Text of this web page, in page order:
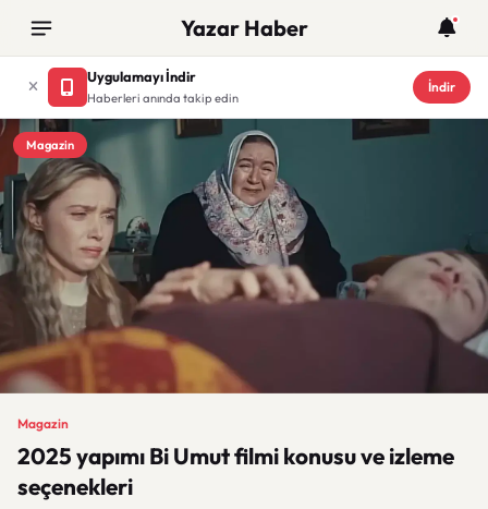
Yazar Haber
Uygulamayı İndir
Haberleri anında takip edin
İndir
Magazin
Magazin
2025 yapımı Bi Umut filmi konusu ve izleme
seçenekleri